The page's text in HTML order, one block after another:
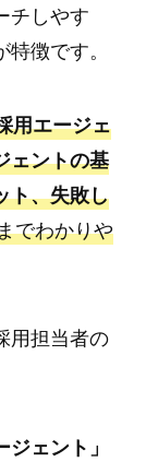
チしやす
徴です。
用エージェ
ェントの基
ト、失敗し
でわかりや
用担当者の
ェント」